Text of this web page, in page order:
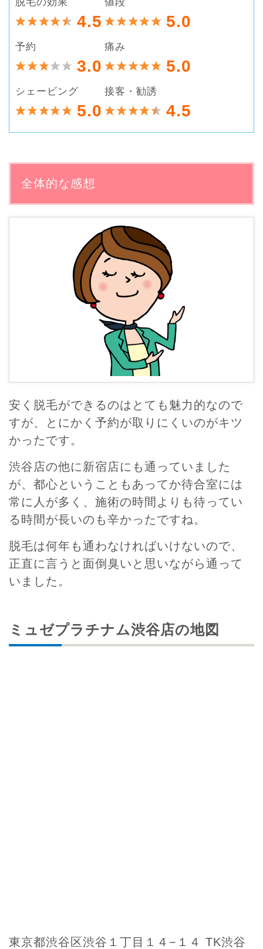
4.5 5.0
予約
3.0
痛み
5.0
シェービング
5.0
接客・勧誘
4.5
全体的な感想
安く脱毛ができるのはとても魅力的なので
すが、とにかく予約が取りにくいのがキツ
かったです。
渋谷店の他に新宿店にも通っていました
が、都心ということもあってか待合室には
常に人が多く、施術の時間よりも待ってい
る時間が長いのも辛かったですね。
脱毛は何年も通わなければいけないので、
正直に言うと面倒臭いと思いながら通って
いました。
ミュゼプラチナム渋谷店の地図
東京都渋谷区渋谷１丁目１４−１４ TK渋谷